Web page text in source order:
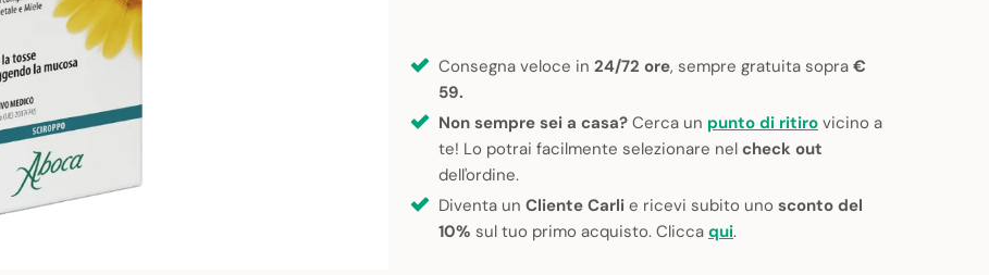
Consegna veloce in 24/72 ore, sempre gratuita sopra €
59.
Non sempre sei a casa? Cerca un punto di ritiro vicino a
te! Lo potrai facilmente selezionare nel check out
dell'ordine.
Diventa un Cliente Carli e ricevi subito uno sconto del
10% sul tuo primo acquisto. Clicca qui.